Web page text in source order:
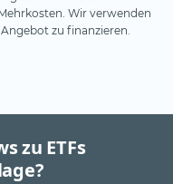
Wir verwenden
zu finanzieren.
zu ETFs